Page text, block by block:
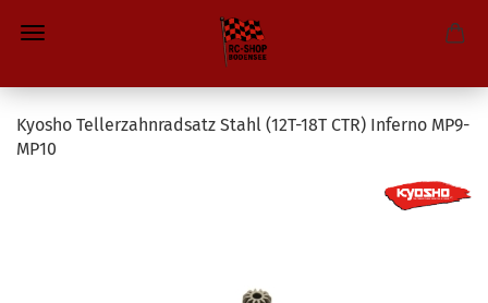
Kyosho Tellerzahnradsatz Stahl (12T-18T CTR) Inferno MP9-
MP10